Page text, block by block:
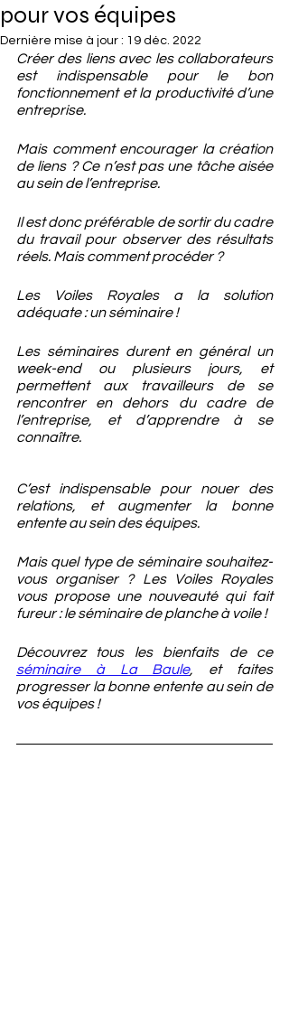
pour vos équipes
Dernière mise à jour : 19 déc. 2022
Créer des liens avec les collaborateurs
est indispensable pour le bon
fonctionnement et la productivité d’une
entreprise.
Mais comment encourager la création
de liens ? Ce n’est pas une tâche aisée
au sein de l’entreprise.
Il est donc préférable de sortir du cadre
du travail pour observer des résultats
réels. Mais comment procéder ?
Les Voiles Royales a la solution
adéquate : un séminaire !
Les séminaires durent en général un
week-end ou plusieurs jours, et
permettent aux travailleurs de se
rencontrer en dehors du cadre de
l’entreprise, et d’apprendre à se
connaître.
C’est indispensable pour nouer des
relations, et augmenter la bonne
entente au sein des équipes.
Mais quel type de séminaire souhaitez-
vous organiser ? Les Voiles Royales
vous propose une nouveauté qui fait
fureur : le séminaire de planche à voile !
Découvrez tous les bienfaits de ce
séminaire à La Baule, et faites
progresser la bonne entente au sein de
vos équipes !